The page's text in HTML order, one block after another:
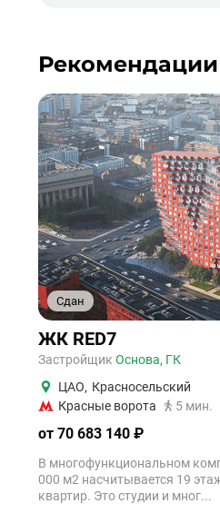
Сдан
ЖК RED7
Застройщик Основа, ГК
ЦАО, Красносельский
Красные ворота
5 мин.
от 70 683 140 ₽
В многофункциональном
000 м2 насчитывается 19
квартир. Это студии и мног...